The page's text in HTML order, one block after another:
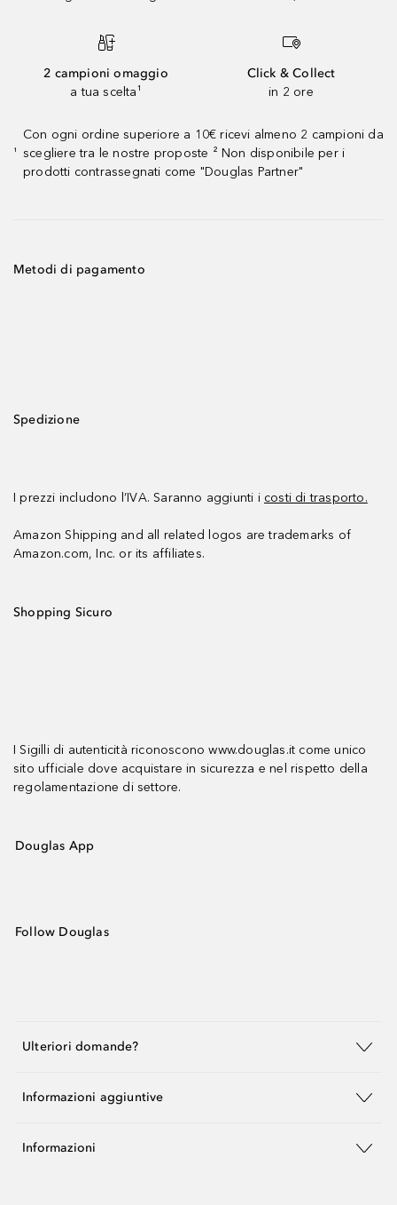
2 campioni omaggio
a tua scelta¹
Click & Collect
in 2 ore
¹
Con ogni ordine superiore a 10€ ricevi almeno 2 campioni da
scegliere tra le nostre proposte ² Non disponibile per i
prodotti contrassegnati come "Douglas Partner"
Metodi di pagamento
Spedizione
I prezzi includono l’IVA. Saranno aggiunti i costi di trasporto.
Amazon Shipping and all related logos are trademarks of
Amazon.com, Inc. or its affiliates.
Shopping Sicuro
I Sigilli di autenticità riconoscono www.douglas.it come unico
sito ufficiale dove acquistare in sicurezza e nel rispetto della
regolamentazione di settore.
Douglas App
Follow Douglas
Ulteriori domande?
Informazioni aggiuntive
Informazioni